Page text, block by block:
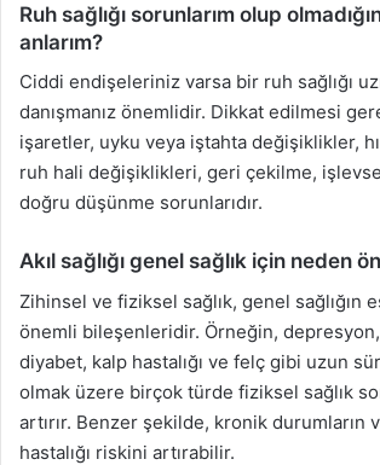
Ruh sağlığı sorunlarım olup
anlarım?
Ciddi endişeleriniz varsa bir ruh sağlığı
danışmanız önemlidir. Dikkat edilmesi
işaretler, uyku veya iştahta değişiklikler,
ruh hali değişiklikleri, geri çekilme,
doğru düşünme sorunlarıdır.
Akıl sağlığı genel sağlık için neden
Zihinsel ve fiziksel sağlık, genel sağlığın
önemli bileşenleridir. Örneğin,
diyabet, kalp hastalığı ve felç gibi uzun
olmak üzere birçok türde fiziksel sağlık
artırır. Benzer şekilde, kronik durumların
hastalığı riskini artırabilir.